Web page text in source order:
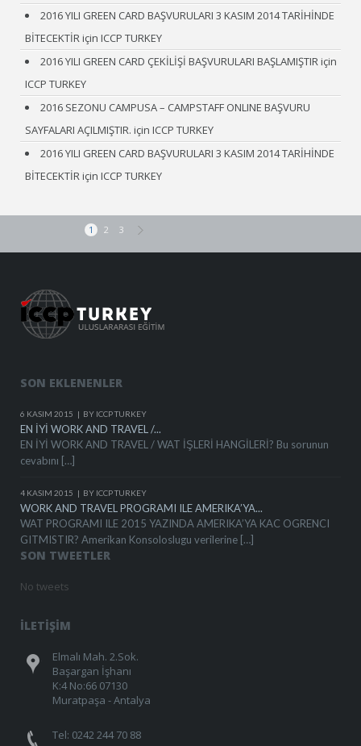
2016 YILI GREEN CARD BAŞVURULARI 3 KASIM 2014 TARİHİNDE
BİTECEKTİRiçinICCP TURKEY
2016 YILI GREEN CARD ÇEKİLİŞİ BAŞVURULARI BAŞLAMIŞTIRiçin
ICCP TURKEY
2016 SEZONU CAMPUSA – CAMPSTAFF ONLINE BAŞVURU
SAYFALARI AÇILMIŞTIR. içinICCP TURKEY
2016 YILI GREEN CARD BAŞVURULARI 3 KASIM 2014 TARİHİNDE
BİTECEKTİRiçinICCP TURKEY
1 2 3
SON EKLENENLER
6 KASIM 2015 BY ICCP TURKEY
EN İYİ WORK AND TRAVEL /...
EN İYİ WORK AND TRAVEL / WAT İŞLERİ HANGİLERİ? Bu sorunun
cevabını […]
4 KASIM 2015 BY ICCP TURKEY
WORK AND TRAVEL PROGRAMI ILE AMERIKA’YA...
WAT PROGRAMI ILE 2015 YAZINDA AMERIKA’YA KAC OGRENCI
GITMISTIR? Amerikan Konsoloslugu verilerine […]
SON TWEETLER
No tweets
İLETİŞİM
Elmalı Mah. 2.Sok.
Başargan İşhanı
K:4 No:66 07130
Muratpaşa - Antalya
Tel: 0242 244 70 88